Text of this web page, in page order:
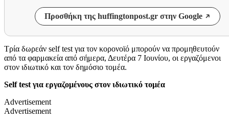
Προσθήκη της huffingtonpost.gr στην Google
Τρία δωρεάν self test για τον κορονοϊό μπορούν να προμηθευτούν
από τα φαρμακεία από σήμερα, Δευτέρα 7 Ιουνίου, οι εργαζόμενοι
στον ιδιωτικό και τον δημόσιο τομέα.
Self test για εργαζομένους στον ιδιωτικό τομέα
Advertisement
Advertisement